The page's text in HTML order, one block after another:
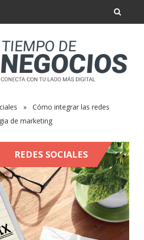
» Cómo integrar las redes
de marketing
REDES SOCIALES